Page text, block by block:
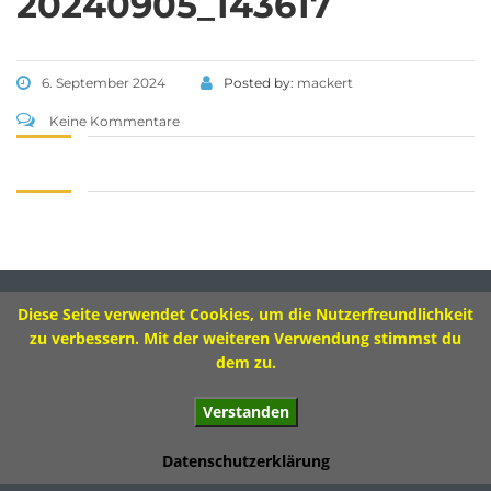
6. September 2024 Posted by: mackert
Keine Kommentare
Tel 09571 – 2082
Sekretariat
Montag 8.00 – 12.00 Uhr
Mittwoch 8.00 – 11.30 Uhr
Impressum
© 2017 Ivo-Hennemann-Grundschule Bad Staffelstein
Diese Seite verwendet Cookies, um die Nutzerfreundlichkeit
zu verbessern. Mit der weiteren Verwendung stimmst du
dem zu.
Verstanden
Datenschutzerklärung